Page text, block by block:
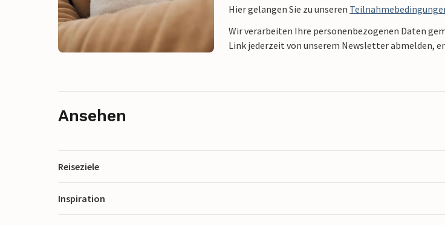
Hier gelangen Sie zu unseren
Wir verarbeiten Ihre personenbezogenen Daten
Link jederzeit von unserem Newsletter abmelden,
Ansehen
Reiseziele
Inspiration